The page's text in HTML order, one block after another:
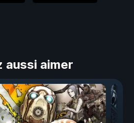
aussi aimer